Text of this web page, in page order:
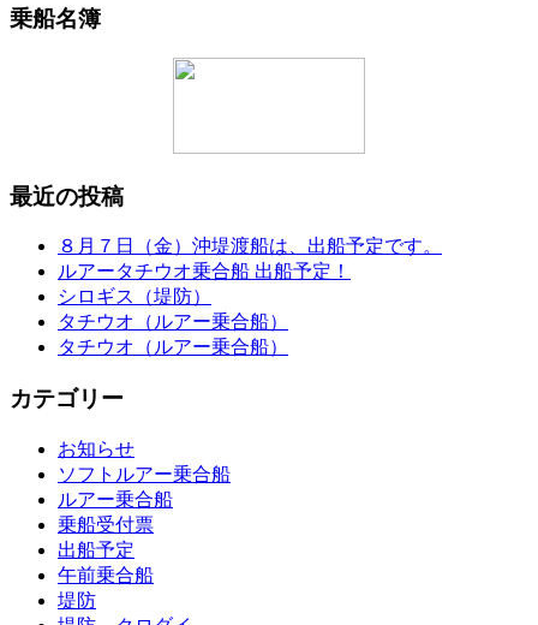
乗船名簿
最近の投稿
８月７日（金）沖堤渡船は、出船予定です。
ルアータチウオ乗合船 出船予定！
シロギス（堤防）
タチウオ（ルアー乗合船）
タチウオ（ルアー乗合船）
カテゴリー
お知らせ
ソフトルアー乗合船
ルアー乗合船
乗船受付票
出船予定
午前乗合船
堤防